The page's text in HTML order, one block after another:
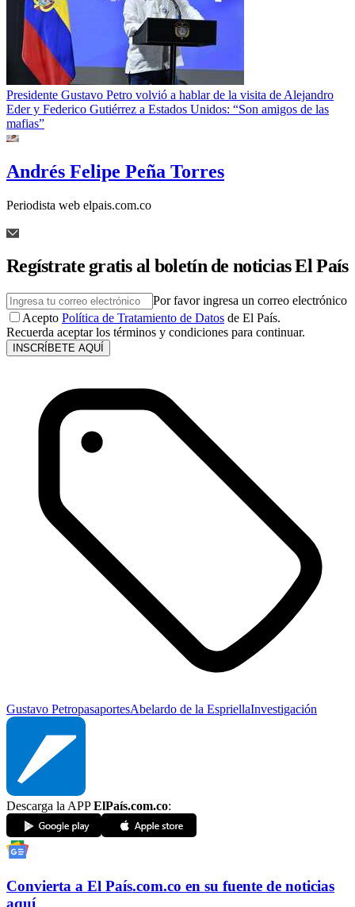
Presidente Gustavo Petro volvió a hablar de la visita de Alejandro
Eder y Federico Gutiérrez a Estados Unidos: “Son amigos de las
mafias”
Andrés Felipe Peña Torres
Periodista web elpais.com.co
Regístrate gratis al boletín de noticias El País
Por favor ingresa un correo electrónico
Acepto Política de Tratamiento de Datos de El País.
Recuerda aceptar los términos y condiciones para continuar.
INSCRÍBETE AQUÍ
Gustavo PetropasaportesAbelardo de la EspriellaInvestigación
Descarga la APPElPaís.com.co:
Convierta a El País.com.co en su fuente de noticias
aquí